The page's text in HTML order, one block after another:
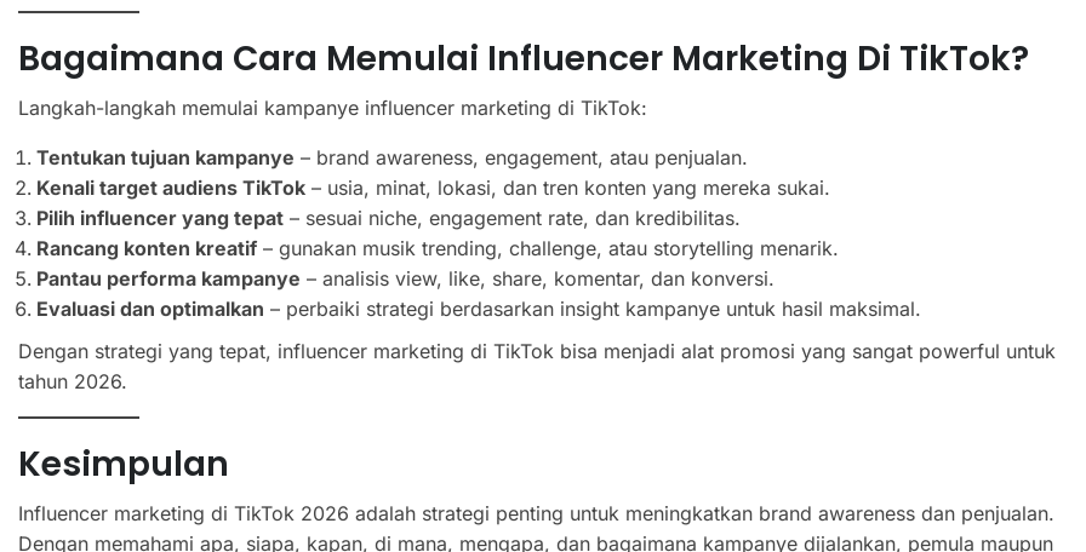
Bagaimana Cara Memulai Influencer Marketing Di TikTok?
Langkah-langkah memulai kampanye influencer marketing di TikTok:
Tentukan tujuan kampanye – brand awareness, engagement, atau penjualan.
Kenali target audiens TikTok – usia, minat, lokasi, dan tren konten yang mereka sukai.
Pilih influencer yang tepat – sesuai niche, engagement rate, dan kredibilitas.
Rancang konten kreatif – gunakan musik trending, challenge, atau storytelling menarik.
Pantau performa kampanye – analisis view, like, share, komentar, dan konversi.
Evaluasi dan optimalkan – perbaiki strategi berdasarkan insight kampanye untuk hasil maksimal.
Dengan strategi yang tepat, influencer marketing di TikTok bisa menjadi alat promosi yang sangat powerful untuk
tahun 2026.
Kesimpulan
Influencer marketing di TikTok 2026 adalah strategi penting untuk meningkatkan brand awareness dan penjualan.
Dengan memahami apa, siapa, kapan, di mana, mengapa, dan bagaimana kampanye dijalankan, pemula maupun